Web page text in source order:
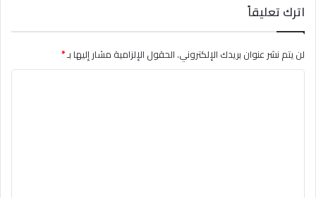
اترك تعليقاً
لن يتم نشر عنوان بريدك الإلكتروني.الحقول الإلزامية مشار إليها بـ*